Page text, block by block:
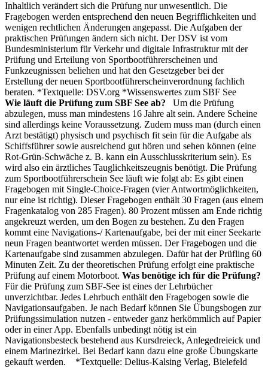
Inhaltlich verändert sich die Prüfung nur unwesentlich. Die
Fragebogen werden entsprechend den neuen Begrifflichkeiten und
wenigen rechtlichen Änderungen angepasst. Die Aufgaben der
praktischen Prüfungen ändern sich nicht. Der DSV ist vom
Bundesministerium für Verkehr und digitale Infrastruktur mit der
Prüfung und Erteilung von Sportbootführerscheinen und
Funkzeugnissen beliehen und hat den Gesetzgeber bei der
Erstellung der neuen Sportbootführerscheinverordnung fachlich
beraten. *Textquelle: DSV.org *Wissenswertes zum SBF See
Wie läuft die Prüfung zum SBF See ab? Um die Prüfung
abzulegen, muss man mindestens 16 Jahre alt sein. Andere Scheine
sind allerdings keine Voraussetzung. Zudem muss man (durch einen
Arzt bestätigt) physisch und psychisch fit sein für die Aufgabe als
Schiffsführer sowie ausreichend gut hören und sehen können (eine
Rot-Grün-Schwäche z. B. kann ein Ausschlusskriterium sein). Es
wird also ein ärztliches Tauglichkeitszeugnis benötigt. Die Prüfung
zum Sportbootführerschein See läuft wie folgt ab: Es gibt einen
Fragebogen mit Single-Choice-Fragen (vier Antwortmöglichkeiten,
nur eine ist richtig). Dieser Fragebogen enthält 30 Fragen (aus einem
Fragenkatalog von 285 Fragen). 80 Prozent müssen am Ende richtig
angekreuzt werden, um den Bogen zu bestehen. Zu den Fragen
kommt eine Navigations-/ Kartenaufgabe, bei der mit einer Seekarte
neun Fragen beantwortet werden müssen. Der Fragebogen und die
Kartenaufgabe sind zusammen abzulegen. Dafür hat der Prüfling 60
Minuten Zeit. Zu der theoretischen Prüfung erfolgt eine praktische
Prüfung auf einem Motorboot. Was benötige ich für die Prüfung?
Für die Prüfung zum SBF-See ist eines der Lehrbücher
unverzichtbar. Jedes Lehrbuch enthält den Fragebogen sowie die
Navigationsaufgaben. Je nach Bedarf können Sie Übungsbogen zur
Prüfungssimulation nutzen - entweder ganz herkömmlich auf Papier
oder in einer App. Ebenfalls unbedingt nötig ist ein
Navigationsbesteck bestehend aus Kursdreieck, Anlegedreieick und
einem Marinezirkel. Bei Bedarf kann dazu eine große Übungskarte
gekauft werden. *Textquelle: Delius-Kalsing Verlag, Bielefeld